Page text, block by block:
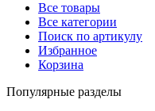
Все товары
Все категории
Поиск по артикулу
Избранное
Корзина
Популярные разделы